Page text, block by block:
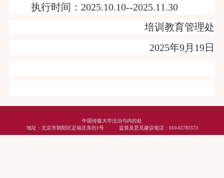
执行时间：2025.10.10--2025.11.30
培训教育管理处
2025年9月19日
中国传媒大学法治与内控处
地址：北京市朝阳区定福庄东街1号 监督及意见建议电话：010-65783573